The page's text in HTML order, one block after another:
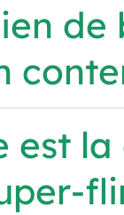
de
est